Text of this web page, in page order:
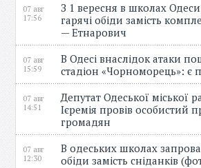
07 авг
17:56
З 1 вересня в школах
гарячі обіди замість
— Етнарович
07 авг
15:59
В Одесі внаслідок атаки
стадіон «Чорноморець»: є
07 авг
14:51
Депутат Одеської міської
Ієремія провів особистий
громадян
07 авг
12:30
В одеських школах
обіди замість сніданків